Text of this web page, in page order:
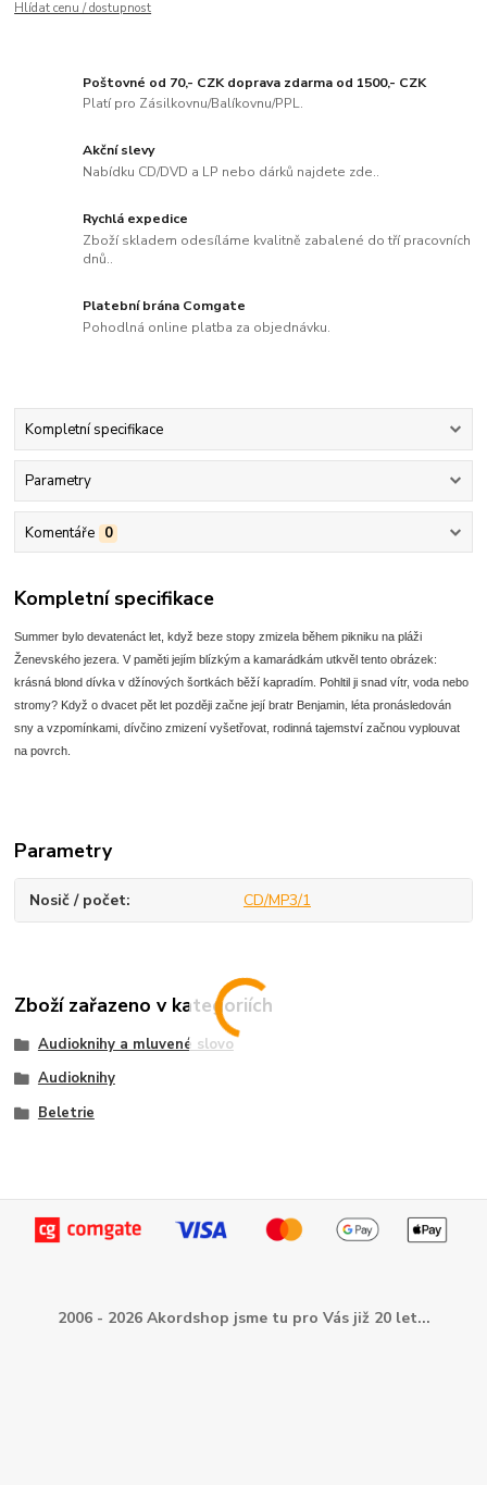
Hlídat cenu / dostupnost
Poštovné od 70,- CZK doprava zdarma od 1500,- CZK
Platí pro Zásilkovnu/Balíkovnu/PPL.
Akční slevy
Nabídku CD/DVD a LP nebo dárků najdete zde..
Rychlá expedice
Zboží skladem odesíláme kvalitně zabalené do tří pracovních
dnů..
Platební brána Comgate
Pohodlná online platba za objednávku.
Kompletní specifikace
Parametry
Komentáře 0
Kompletní specifikace
Summer bylo devatenáct let, když beze stopy zmizela během pikniku na pláži
Ženevského jezera. V paměti jejím blízkým a kamarádkám utkvěl tento obrázek:
krásná blond dívka v džínových šortkách běží kapradím. Pohltil ji snad vítr, voda nebo
stromy? Když o dvacet pět let později začne její bratr Benjamin, léta pronásledován
sny a vzpomínkami, dívčino zmizení vyšetřovat, rodinná tajemství začnou vyplouvat
na povrch.
Parametry
Nosič / počet CD/MP3/1
Zboží zařazeno v kategoriích
Audioknihy a mluvené slovo
Audioknihy
Beletrie
2006 - 2026 Akordshop jsme tu pro Vás již 20 let...